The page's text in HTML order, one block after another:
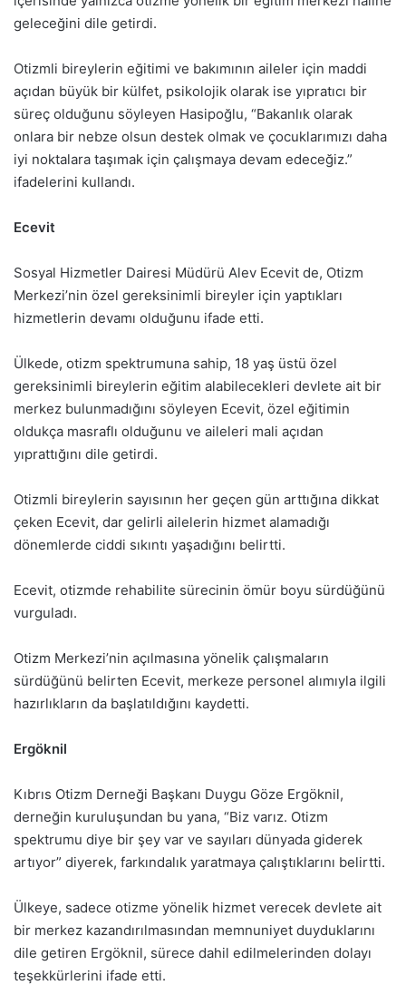
geleceğini dile getirdi.
Otizmli bireylerin eğitimi ve bakımının aileler için maddi
açıdan büyük bir külfet, psikolojik olarak ise yıpratıcı bir
süreç olduğunu söyleyen Hasipoğlu, “Bakanlık olarak
onlara bir nebze olsun destek olmak ve çocuklarımızı daha
iyi noktalara taşımak için çalışmaya devam edeceğiz.”
ifadelerini kullandı.
Ecevit
Sosyal Hizmetler Dairesi Müdürü Alev Ecevit de, Otizm
Merkezi’nin özel gereksinimli bireyler için yaptıkları
hizmetlerin devamı olduğunu ifade etti.
Ülkede, otizm spektrumuna sahip, 18 yaş üstü özel
gereksinimli bireylerin eğitim alabilecekleri devlete ait bir
merkez bulunmadığını söyleyen Ecevit, özel eğitimin
oldukça masraflı olduğunu ve aileleri mali açıdan
yıprattığını dile getirdi.
Otizmli bireylerin sayısının her geçen gün arttığına dikkat
çeken Ecevit, dar gelirli ailelerin hizmet alamadığı
dönemlerde ciddi sıkıntı yaşadığını belirtti.
Ecevit, otizmde rehabilite sürecinin ömür boyu sürdüğünü
vurguladı.
Otizm Merkezi’nin açılmasına yönelik çalışmaların
sürdüğünü belirten Ecevit, merkeze personel alımıyla ilgili
hazırlıkların da başlatıldığını kaydetti.
Ergöknil
Kıbrıs Otizm Derneği Başkanı Duygu Göze Ergöknil,
derneğin kuruluşundan bu yana, “Biz varız. Otizm
spektrumu diye bir şey var ve sayıları dünyada giderek
artıyor” diyerek, farkındalık yaratmaya çalıştıklarını belirtti.
Ülkeye, sadece otizme yönelik hizmet verecek devlete ait
bir merkez kazandırılmasından memnuniyet duyduklarını
dile getiren Ergöknil, sürece dahil edilmelerinden dolayı
teşekkürlerini ifade etti.